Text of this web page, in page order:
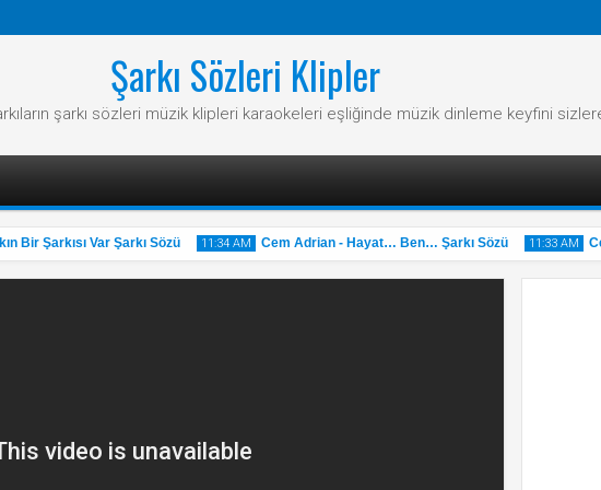
Şarkı Sözleri Klipler
şarkı sözleri müzik klipleri karaokeleri eşliğinde müzik dinleme keyfini
Şarkısı Var Şarkı Sözü 11:34 AM Cem Adrian - Hayat… Ben… Şarkı Sözü 11:33 AM